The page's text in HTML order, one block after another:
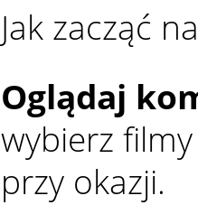
Jak zacząć
Oglądaj
wybierz
przy okazji.